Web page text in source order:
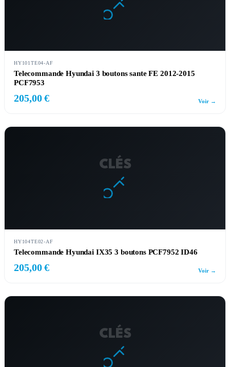
HY101TE04-AF
Telecommande Hyundai 3 boutons sante FE 2012-2015
PCF7953
205,00 € Voir →
CLÉS
HY104TE02-AF
Telecommande Hyundai IX35 3 boutons PCF7952 ID46
205,00 € Voir →
CLÉS